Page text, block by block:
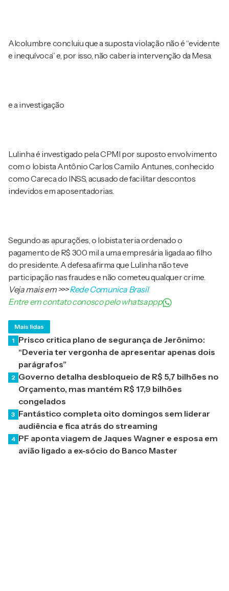
Alcolumbre concluiu que a suposta violação não é “evidente
e inequívoca” e, por isso, não caberia intervenção da Mesa.
e a investigação
Lulinha é investigado pela CPMI por suposto envolvimento
com o lobista Antônio Carlos Camilo Antunes, conhecido
como Careca do INSS, acusado de facilitar descontos
indevidos em aposentadorias.
Segundo as apurações, o lobista teria ordenado o
pagamento de R$ 300 mil a uma empresária ligada ao filho
do presidente. A defesa afirma que Lulinha não teve
participação nas fraudes e não cometeu qualquer crime.
Veja mais em>>>Rede Comunica Brasil
Entre em contato conosco pelo whatsappp
Mais lidas
1 Prisco critica plano de segurança de Jerônimo:
“Deveria ter vergonha de apresentar apenas dois
parágrafos”
2 Governo detalha desbloqueio de R$ 5,7 bilhões no
Orçamento, mas mantém R$ 17,9 bilhões
congelados
3 Fantástico completa oito domingos sem liderar
audiência e fica atrás do streaming
4 PF aponta viagem de Jaques Wagner e esposa em
avião ligado a ex-sócio do Banco Master